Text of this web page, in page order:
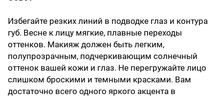
Избегайте резких линий в подводке глаз и контура
губ. Весне к лицу мягкие, плавные переходы
оттенков. Макияж должен быть легким,
полупрозрачным, подчеркивающим солнечный
оттенок вашей кожи и глаз. Не перегружайте лицо
слишком броскими и темными красками. Вам
достаточно всего одного яркого акцента в